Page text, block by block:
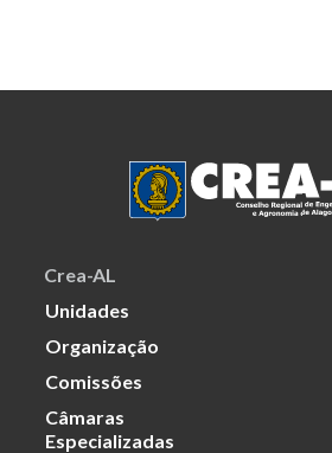
Crea-AL
Unidades
Organização
Comissões
Câmaras
Especializadas